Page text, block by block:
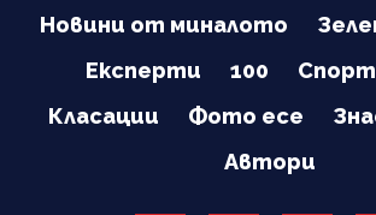
Новини от миналото
Експерти
100
Спорт
Класации
Фото есе
Автори